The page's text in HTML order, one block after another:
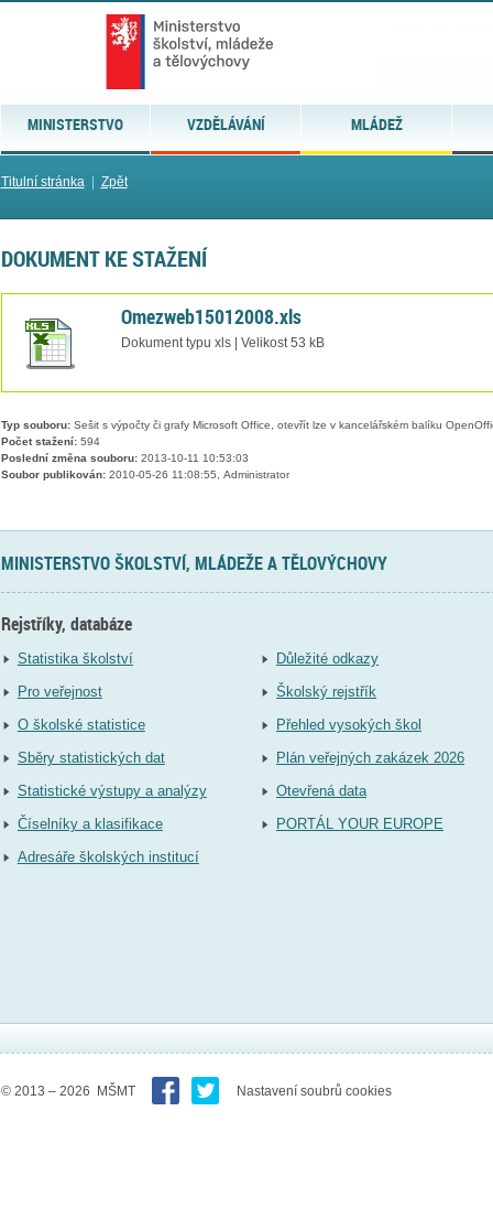
MINISTERSTVO VZDĚLÁVÁNÍ MLÁDEŽ
Titulní stránka| Zpět
DOKUMENT KE STAŽENÍ
Omezweb15012008.xls
Dokument typu xls | Velikost 53 kB
Typ souboru:Sešit s výpočty či grafy Microsoft Office, otevřít lze v kancelářském balíku
Počet stažení:594
Poslední změna souboru:2013-10-11 10:53:03
Soubor publikován:2010-05-26 11:08:55, Administrator
MINISTERSTVO ŠKOLSTVÍ, MLÁDEŽE A TĚLOVÝCHOVY
Rejstříky, databáze
Statistika školství
Pro veřejnost
O školské statistice
Sběry statistických dat
Statistické výstupy a analýzy
Číselníky a klasifikace
Adresáře školských institucí
Důležité odkazy
Školský rejstřík
Přehled vysokých škol
Plán veřejných zakázek 2026
Otevřená data
PORTÁL YOUR EUROPE
© 2013 – 2026 MŠMT Nastavení soubrů cookies